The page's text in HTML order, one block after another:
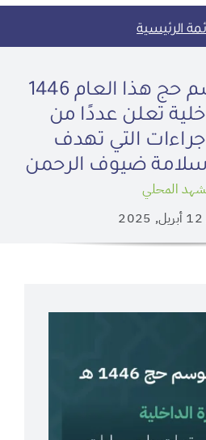
الرئيسية
استعدادًا لموسم حج هذا العام 1446
تعلن عددًا من
التي تهدف
ضيوف الرحمن
المحلي